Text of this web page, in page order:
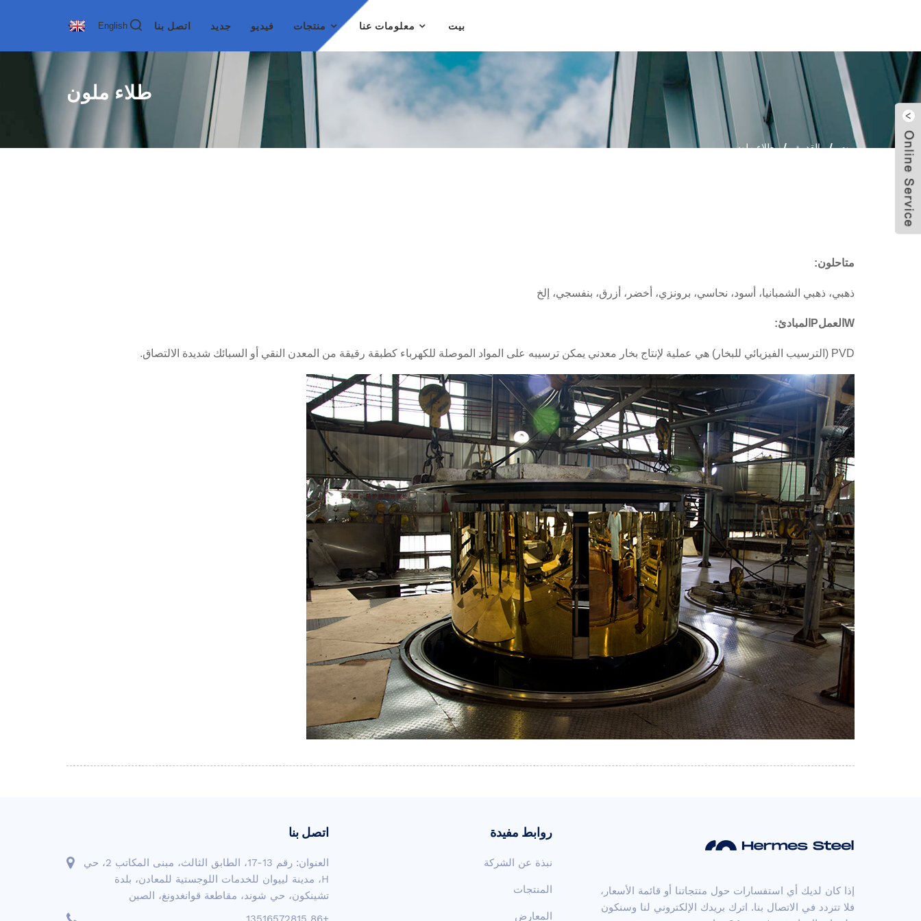
بيت معلومات عنا منتجات فيديو جديد اتصل بنا English
طلاء ملون
بيت القدرة طلاء ملون
متاحلون:
ذهبي، ذهبي الشمبانيا، أسود، نحاسي، برونزي، أخضر، أزرق، بنفسجي، إلخ
W العملP المبادئ:
PVD (الترسيب الفيزيائي للبخار) هي عملية لإنتاج بخار معدني يمكن ترسيبه على المواد الموصلة للكهرباء كطبقة رقيقة من المعدن النقي أو السبائك شديدة الالتصاق.
إذا كان لديك أي استفسارات حول منتجاتنا أو قائمة الأسعار،
فلا تتردد في الاتصال بنا. اترك بريدك الإلكتروني لنا وسنكون
روابط مفيدة
نبذة عن الشركة
المنتجات
المعارض
اتصل بنا
العنوان: رقم 13-17، الطابق الثالث، مبنى المكاتب 2، حي
H، مدينة لييوان للخدمات اللوجستية للمعادن، بلدة
تشينكون، حي شوند، مقاطعة قوانغدونغ، الصين
إرسال بريد إلكتروني
info@hermessteel.net
وي تشات